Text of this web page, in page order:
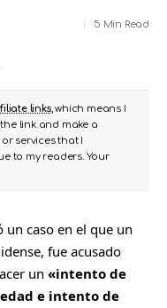
5 Min Read
links, which means I
link and make a
services that I
to my readers. Your
un caso en el que un
fue acusado
un «intento de
e intento de